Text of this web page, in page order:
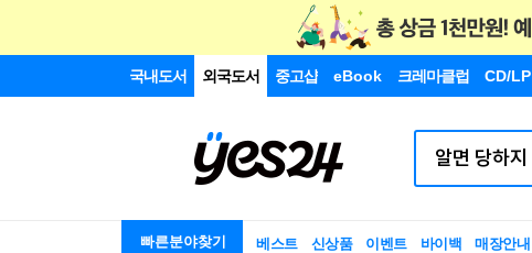
국내도서 외국도서 중고샵 eBook 크레마클럽 CD/LP
빠른분야찾기 베스트 신상품 이벤트 바이백 매장안내